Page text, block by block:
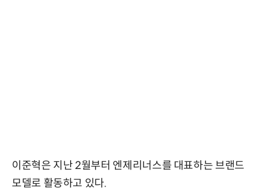
이준혁은 지난 2월부터 엔제리너스를 대표하는 브랜드
모델로 활동하고 있다.